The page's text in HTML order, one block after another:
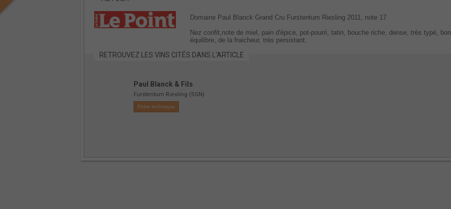
Domaine Paul Blanck Grand Cru Furstentum Riesling 2011, note 17
Nez confit,note de miel, pain d'épice, pot-pourri, tatin, bouche riche, dense, très typé, bon
équilibre, de la fraicheur, très persistant.
RETROUVEZ LES VINS CITÉS DANS L'ARTICLE
Paul Blanck & Fils
Furstentum Riesling (SGN)
Fiche technique